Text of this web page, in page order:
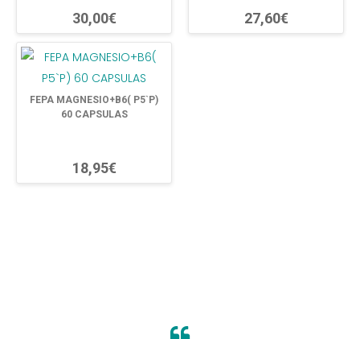
30,00€ 27,60€
FEPA MAGNESIO+B6( P5`P)
60 CAPSULAS
18,95€